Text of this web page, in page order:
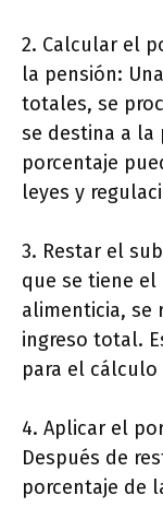
2. Calcular el
la pensión:
totales, se
se destina a la
porcentaje
leyes y
3. Restar el
que se tiene
alimenticia, se
ingreso total.
para el
4. Aplicar el
Después de
porcentaje de